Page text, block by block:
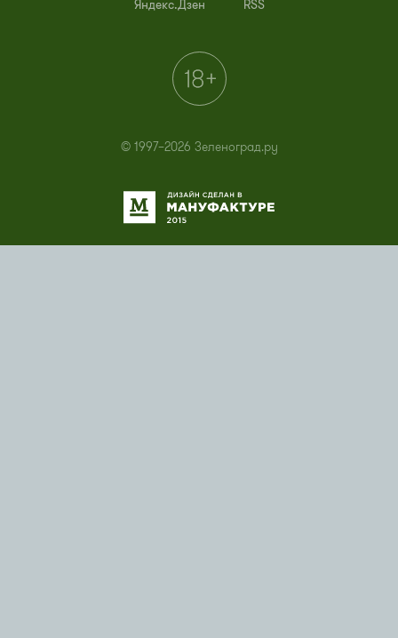
Яндекс.Дзен RSS
© 1997–2026 Зеленоград.ру